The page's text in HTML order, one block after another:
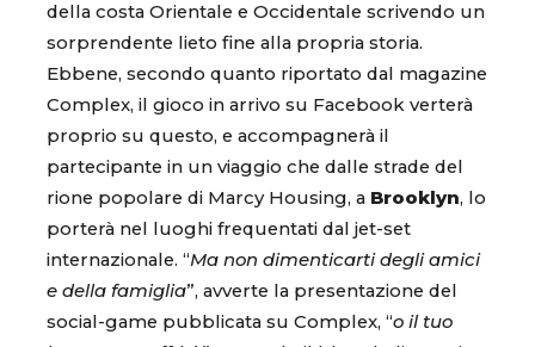
della costa Orientale e Occidentale scrivendo un
sorprendente lieto fine alla propria storia.
Ebbene, secondo quanto riportato dal magazine
Complex, il gioco in arrivo su Facebook verterà
proprio su questo, e accompagnerà il
partecipante in un viaggio che dalle strade del
rione popolare di Marcy Housing, a Brooklyn, lo
porterà nel luoghi frequentati dal jet-set
internazionale. “Ma non dimenticarti degli amici
e della famiglia”, avverte la presentazione del
social-game pubblicata su Complex, “o il tuo